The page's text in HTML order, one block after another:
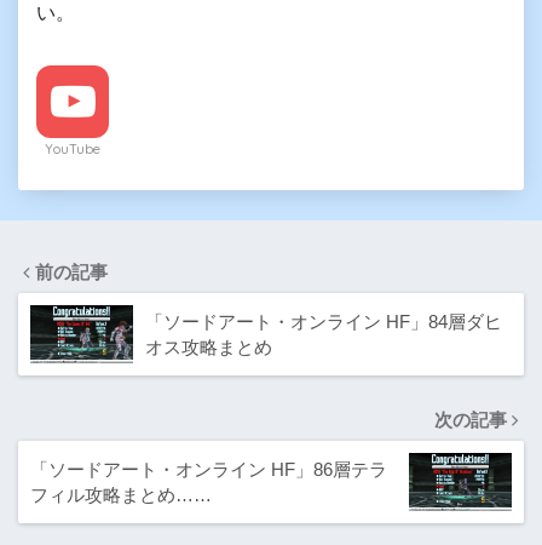
い。
YouTube
前の記事
「ソードアート・オンライン HF」84層ダヒ
オス攻略まとめ
次の記事
「ソードアート・オンライン HF」86層テラ
フィル攻略まとめ……